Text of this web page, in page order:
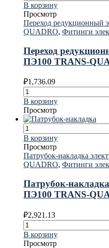
В корзину
Просмотр
Переход редукционный
QUADRO, Фитинги
Переход
ПЭ100 TRANS-
₽1,736.09
В корзину
Просмотр
В корзину
Просмотр
Патрубок-накладка
QUADRO, Фитинги
Патрубок-
ПЭ100 TRANS-
₽2,921.13
В корзину
Просмотр